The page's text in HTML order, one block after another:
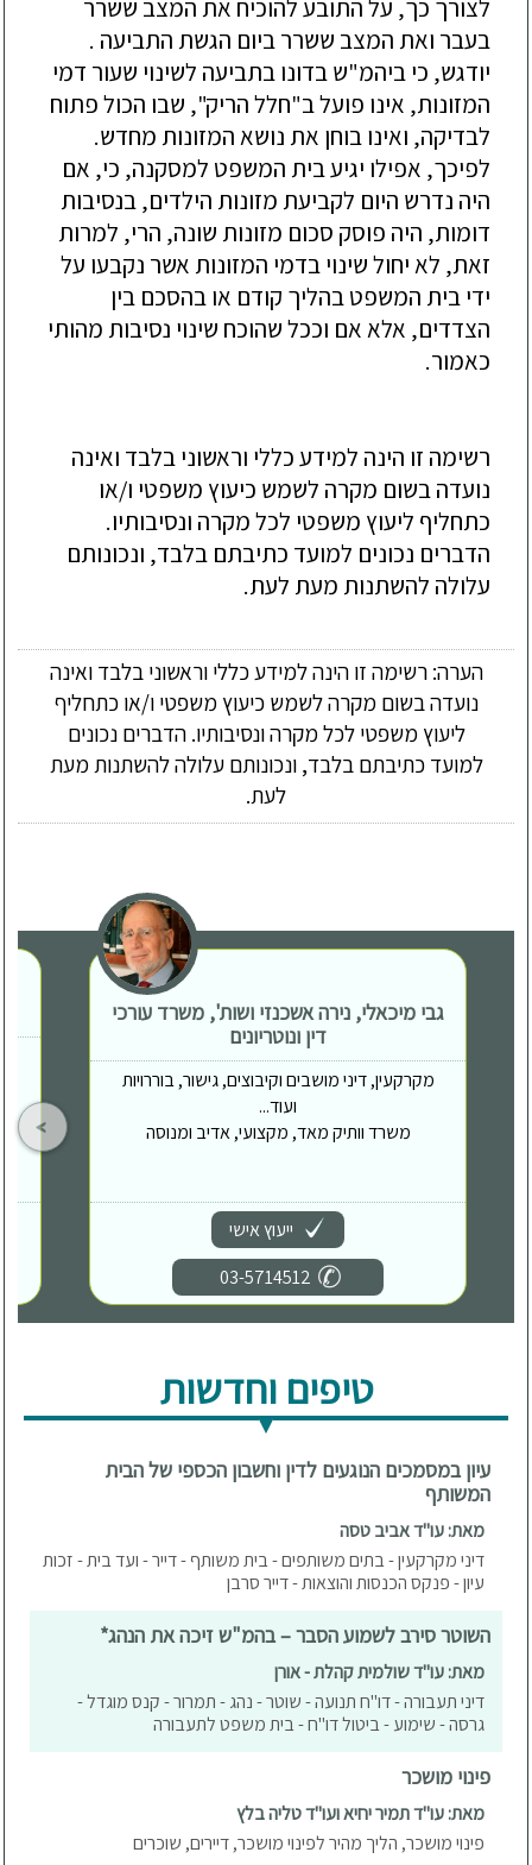
לצורך כך, על התובע להוכיח את המצב ששרר
בעבר ואת המצב ששרר ביום הגשת התביעה .
יודגש, כי ביהמ"ש בדונו בתביעה לשינוי שעור דמי
המזונות, אינו פועל ב"חלל הריק", שבו הכול פתוח
לבדיקה, ואינו בוחן את נושא המזונות מחדש.
לפיכך, אפילו יגיע בית המשפט למסקנה, כי, אם
היה נדרש היום לקביעת מזונות הילדים, בנסיבות
דומות, היה פוסק סכום מזונות שונה, הרי, למרות
זאת, לא יחול שינוי בדמי המזונות אשר נקבעו על
ידי בית המשפט בהליך קודם או בהסכם בין
הצדדים, אלא אם וככל שהוכח שינוי נסיבות מהותי
כאמור.
רשימה זו הינה למידע כללי וראשוני בלבד ואינה
נועדה בשום מקרה לשמש כיעוץ משפטי ו/או
כתחליף ליעוץ משפטי לכל מקרה ונסיבותיו.
הדברים נכונים למועד כתיבתם בלבד, ונכונותם
עלולה להשתנות מעת לעת.
הערה: רשימה זו הינה למידע כללי וראשוני בלבד ואינה
נועדה בשום מקרה לשמש כיעוץ משפטי ו/או כתחליף
ליעוץ משפטי לכל מקרה ונסיבותיו. הדברים נכונים
למועד כתיבתם בלבד, ונכונותם עלולה להשתנות מעת
לעת.
גבי מיכאלי, נירה אשכנזי ושות', משרד עורכי
דין ונוטריונים
מקרקעין, דיני מושבים וקיבוצים, גישור, בוררויות
ועוד...
משרד וותיק מאד, מקצועי, אדיב ומנוסה
ייעוץ אישי
03-5714512
טיפים וחדשות
עיון במסמכים הנוגעים לדין וחשבון הכספי של הבית
המשותף
מאת: עו"ד אביב טסה
דיני מקרקעין - בתים משותפים - בית משותף - דייר - ועד בית - זכות
עיון - פנקס הכנסות והוצאות - דייר סרבן
השוטר סירב לשמוע הסבר – בהמ"ש זיכה את הנהג*
מאת: עו"ד שולמית קהלת - אורן
דיני תעבורה - דו"ח תנועה - שוטר - נהג - תמרור - קנס מוגדל -
גרסה - שימוע - ביטול דו"ח - בית משפט לתעבורה
פינוי מושכר
מאת: עו"ד תמיר יחיא ועו"ד טליה בלץ
פינוי מושכר, הליך מהיר לפינוי מושכר, דיירים, שוכרים